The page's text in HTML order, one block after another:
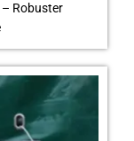
– Robuster